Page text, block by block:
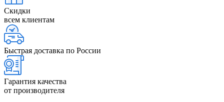
Скидки
всем клиентам
Быстрая доставка по России
Гарантия качества
от производителя